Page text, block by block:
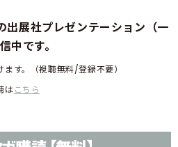
出展社プレゼンテーション（一
中です。
す。（視聴無料/登録不要）
はこちら